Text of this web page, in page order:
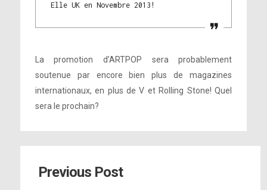
Elle UK en Novembre 2013!
La promotion d’ARTPOP sera probablement
soutenue par encore bien plus de magazines
internationaux, en plus de V et Rolling Stone! Quel
sera le prochain?
Previous Post